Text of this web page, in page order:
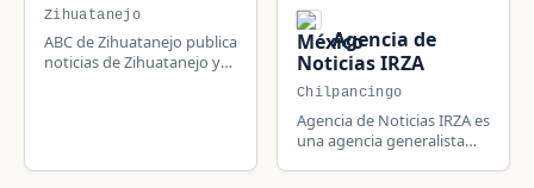
Zihuatanejo
ABC de Zihuatanejo publica
noticias de Zihuatanejo y
Agencia de
Noticias IRZA
Chilpancingo
Agencia de Noticias IRZA es
una agencia generalista